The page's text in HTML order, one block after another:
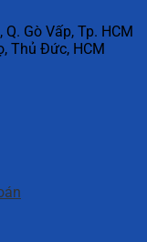
Gò Vấp, Tp. HCM
Thủ Đức, HCM